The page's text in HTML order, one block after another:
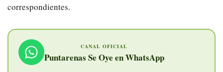
correspondientes.
CANAL OFICIAL
Puntarenas Se Oye en WhatsApp